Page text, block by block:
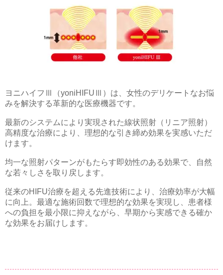
ヨニハイフⅢ（yoniHIFUⅢ）は、女性のデリケートなお悩
みを解決する革新的な医療機器です。
最新のシステムにより実現された線状照射（リニア照射）
高精度な治療により、理想的な引き締め効果を実感いただ
けます。
均一な照射パターンがもたらす即効性のある効果で、自然
な若々しさを取り戻します。
従来のHIFU治療を超える先進技術により、治療効率が大幅
に向上。最適な施術回数で理想的な効果を実現し、患者様
への負担を最小限に抑えながら、早期から実感できる確か
な効果をお届けします。